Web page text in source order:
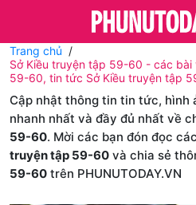
Trang chủ
Sở Kiều truyện tập 59-60 - các bài
59-60, tin tức Sở Kiều truyện tập
Cập nhật thông tin tin tức, hình
nhanh nhất và đầy đủ nhất về
59-60. Mời các bạn đón đọc
truyện tập 59-60 và chia sẻ
59-60 trên PHUNUTODAY.VN